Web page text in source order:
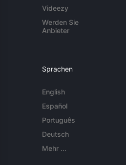
Videezy
Werden Sie
Anbieter
Sprachen
English
Español
Português
Deutsch
Mehr ...